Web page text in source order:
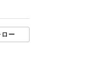
ロー